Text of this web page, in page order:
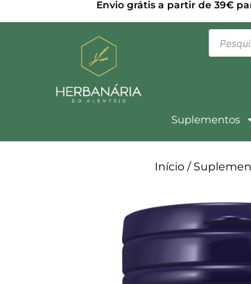
Envio grátis a partir de 39€
Suplementos
Início/